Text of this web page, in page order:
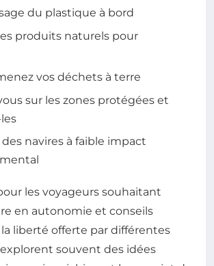
du plastique à bord
produits naturels pour
vos déchets à terre
sur les zones protégées et
des navires à faible impact
les voyageurs souhaitant
en autonomie et conseils
liberté offerte par différentes
souvent des idées